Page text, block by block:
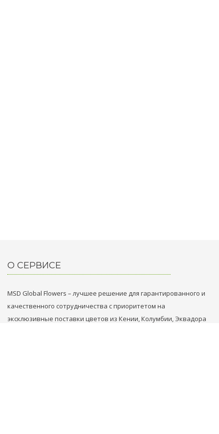
О СЕРВИСЕ
MSD Global Flowers – лучшее решение для гарантированного и
качественного сотрудничества с приоритетом на
эксклюзивные поставки цветов из Кении, Колумбии, Эквадора